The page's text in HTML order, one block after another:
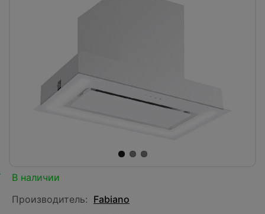
В наличии
Производитель: Fabiano